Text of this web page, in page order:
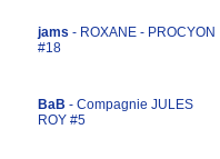
jams - ROXANE - PROCYON
#18
BaB - Compagnie JULES
ROY #5